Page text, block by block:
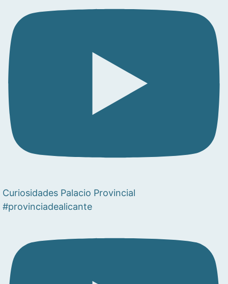
Curiosidades Palacio Provincial
#provinciadealicante